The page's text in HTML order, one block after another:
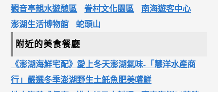
觀音亭親水遊憩區
眷村文化園區
南海遊客中心
澎湖生活博物館
蛇頭山
附近的美食餐廳
《澎湖海鮮宅配》愛上冬天澎湖氣味-「慧洋水產商
行」嚴選冬季澎湖野生土魠魚肥美嚐鮮